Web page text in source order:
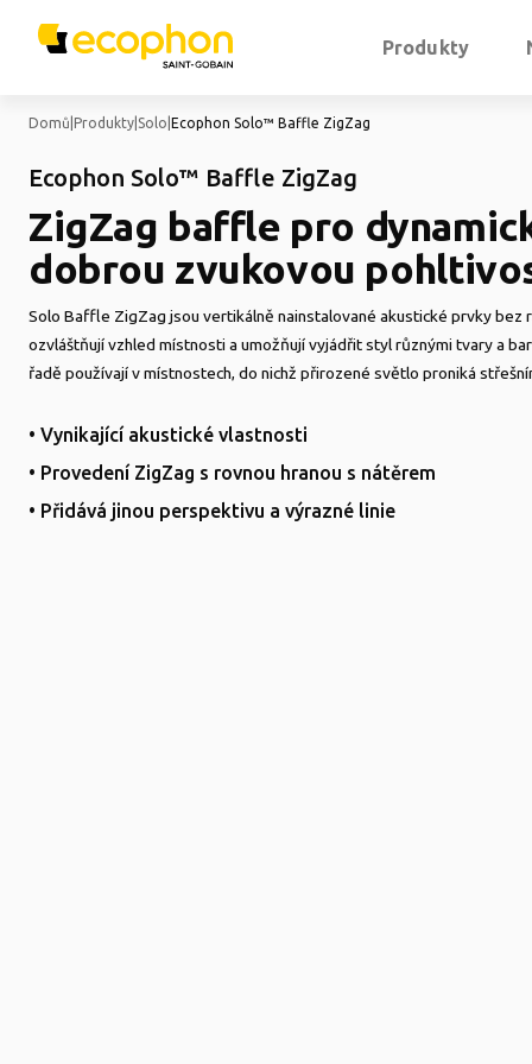
Produkty
Domů Produkty Solo Ecophon Solo™ Baffle ZigZag
Ecophon Solo™ Baffle ZigZag
ZigZag baffle pro
dobrou zvukovou
Solo Baffle ZigZag jsou vertikálně nainstalované akustické prvky bez
ozvláštňují vzhled místnosti a umožňují vyjádřit styl různými tvary a
řadě používají v místnostech, do nichž přirozené světlo proniká
• Vynikající akustické vlastnosti
• Provedení ZigZag s rovnou hranou s nátěrem
• Přidává jinou perspektivu a výrazné linie